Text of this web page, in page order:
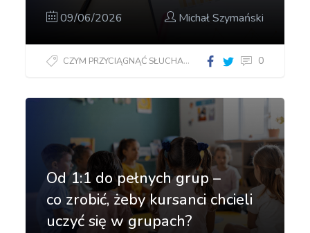
09/06/2026 Michał Szymański
CZYM PRZYCIĄGNĄĆ SŁUCHACZY? 0
Od 1:1 do pełnych grup –
co zrobić, żeby kursanci chcieli
uczyć się w grupach?